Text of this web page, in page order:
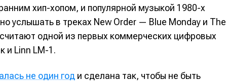
хип-хопом, и популярной музыкой 1980-х
услышать в треках New Order — Blue Monday и The
одной из первых коммерческих цифровых
и Linn LM-1.
не один год и сделана так, чтобы не быть